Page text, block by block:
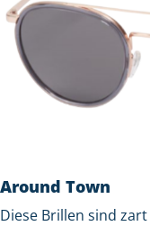
Around Town
Diese Brillen sind